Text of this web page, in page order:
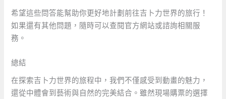
希望這些問答能幫助你更好地計劃前往吉卜力世界的旅行！
如果還有其他問題，隨時可以查閱官方網站或諮詢相關服
務。
總結
在探索吉卜力世界的旅程中，我們不僅感受到動畫的魅力，
還從中體會到藝術與自然的完美結合。雖然現場購票的選擇